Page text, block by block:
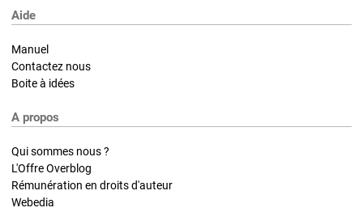
Aide
Manuel
Contactez nous
Boite à idées
A propos
Qui sommes nous ?
L'Offre Overblog
Rémunération en droits d'auteur
Webedia